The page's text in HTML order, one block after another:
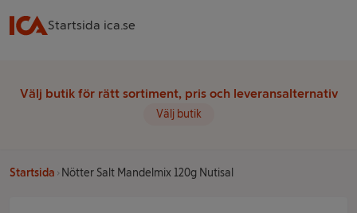
Startsida ica.se
Välj butik för rätt sortiment, pris och leveransalternativ
Välj butik
Startsida Nötter Salt Mandelmix 120g Nutisal